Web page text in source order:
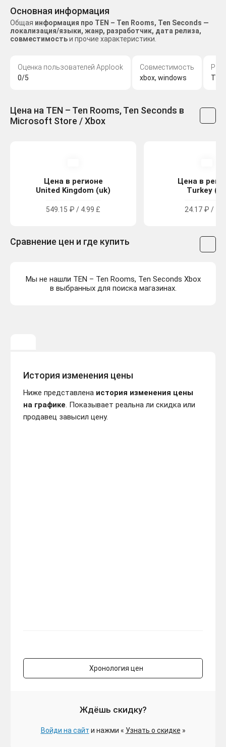
Основная информация
Общая информация про TEN – Ten Rooms, Ten Seconds —
локализация/языки, жанр, разработчик, дата релиза,
совместимостьи прочие характеристики.
Оценка пользователей Applook
0/5
Совместимость
xbox, windows
The
Цена на TEN – Ten Rooms, Ten Seconds в
Microsoft Store / Xbox
Цена в регионе
United Kingdom (uk)
549.15 ₽ / 4.99 £
Цена в
Turkey
24.17 ₽ / 14
Сравнение цен и где купить
Мы не нашли TEN – Ten Rooms, Ten Seconds Xbox
в выбранных для поиска магазинах.
История изменения цены
Ниже представлена история изменения цены
на графике. Показывает реальна ли скидка или
продавец завысил цену.
Хронология цен
Ждёшь скидку?
Войди на сайт и нажми « Узнать о скидке »